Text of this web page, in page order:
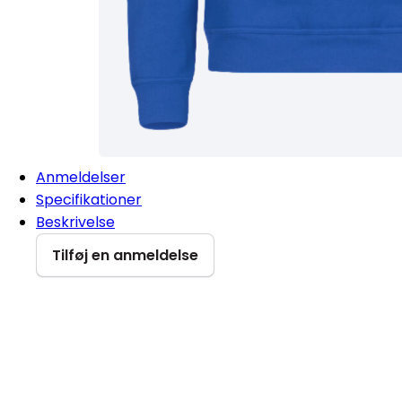
Anmeldelser
Specifikationer
Beskrivelse
Tilføj en anmeldelse